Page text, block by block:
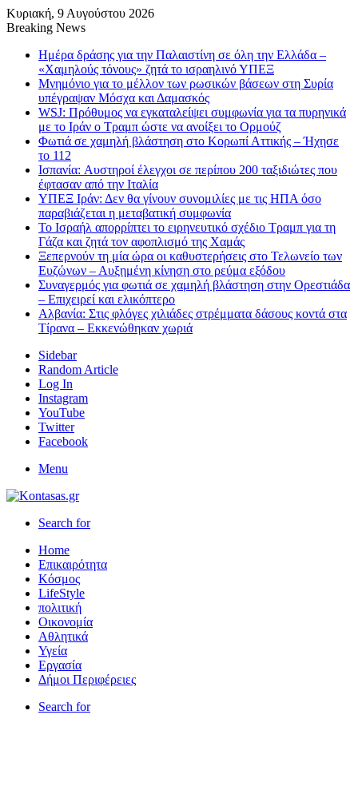
Κυριακή, 9 Αυγούστου 2026
Breaking News
Ημέρα δράσης για την Παλαιστίνη σε όλη την Ελλάδα –
«Χαμηλούς τόνους» ζητά το ισραηλινό ΥΠΕΞ
Μνημόνιο για το μέλλον των ρωσικών βάσεων στη Συρία
υπέγραψαν Μόσχα και Δαμασκός
WSJ: Πρόθυμος να εγκαταλείψει συμφωνία για τα πυρηνικά
με το Ιράν ο Τραμπ ώστε να ανοίξει το Ορμούζ
Φωτιά σε χαμηλή βλάστηση στο Κορωπί Αττικής – Ήχησε
το 112
Ισπανία: Aυστηροί έλεγχοι σε περίπου 200 ταξιδιώτες που
έφτασαν από την Ιταλία
ΥΠΕΞ Ιράν: Δεν θα γίνουν συνομιλίες με τις ΗΠΑ όσο
παραβιάζεται η μεταβατική συμφωνία
Το Ισραήλ απορρίπτει το ειρηνευτικό σχέδιο Τραμπ για τη
Γάζα και ζητά τον αφοπλισμό της Χαμάς
Ξεπερνούν τη μία ώρα οι καθυστερήσεις στο Τελωνείο των
Ευζώνων – Αυξημένη κίνηση στο ρεύμα εξόδου
Συναγερμός για φωτιά σε χαμηλή βλάστηση στην Ορεστιάδα
– Επιχειρεί και ελικόπτερο
Αλβανία: Στις φλόγες χιλιάδες στρέμματα δάσους κοντά στα
Τίρανα – Εκκενώθηκαν χωριά
Sidebar
Random Article
Log In
Instagram
YouTube
Twitter
Facebook
Menu
Search for
Home
Επικαιρότητα
Κόσμος
LifeStyle
πολιτική
Οικονομία
Αθλητικά
Υγεία
Εργασία
Δήμοι Περιφέρειες
Search for